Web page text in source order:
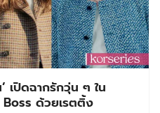
เปิดฉากรักวุ่น ๆ ใน
ด้วยเรตติ้ง